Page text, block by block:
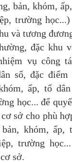
bản, khóm,
trường
và tương
đặc khu
vụ công
số, đặc điểm
ấp, tổ
học... để
sở cho phù
khóm, ấp,
trường
sở.